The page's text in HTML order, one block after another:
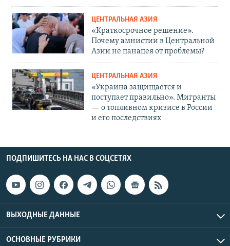
ЦЕНТРАЛЬНАЯ АЗИЯ
«Краткосрочное решение».
Почему амнистии в Центральной
Азии не панацея от проблемы?
ЦЕНТРАЛЬНАЯ АЗИЯ
«Украина защищается и
поступает правильно». Мигранты
— о топливном кризисе в России
и его последствиях
ПОДПИШИТЕСЬ НА НАС В СОЦСЕТЯХ
ВЫХОДНЫЕ ДАННЫЕ
ОСНОВНЫЕ РУБРИКИ